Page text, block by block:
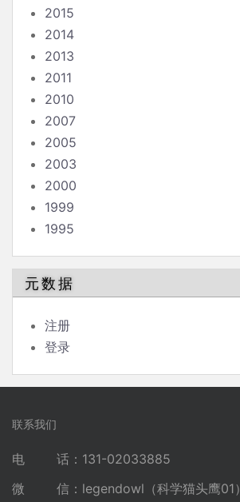
2015
2014
2013
2011
2010
2007
2005
2003
2000
1999
1995
元数据
注册
登录
联系我们
电 话：131-02033885
微 信：legendowl（科学猫头鹰01）